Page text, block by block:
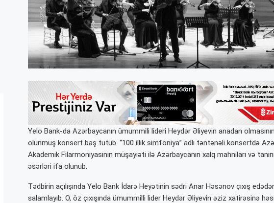
Yelo Bank-da Azərbaycanın ümummili lideri Heydər Əliyevin anadan
olunmuş konsert baş tutub. “100 illik simfoniya” adlı təntənəli konsertdə
Akademik Filarmoniyasının müşayiəti ilə Azərbaycanın xalq mahnıları və
əsərləri ifa olunub.
Tədbirin açılışında Yelo Bank İdarə Heyətinin sədri Anar Həsənov çıxış
salamlayıb. O, öz çıxışında ümummilli lider Heydər Əliyevin əziz xatirəsinə